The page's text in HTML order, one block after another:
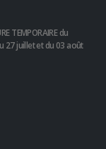
TEMPORAIRE du
27 juillet et du 03 août